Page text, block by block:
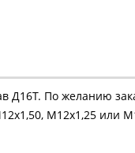
Д16Т. По желанию
М12х1,25 или